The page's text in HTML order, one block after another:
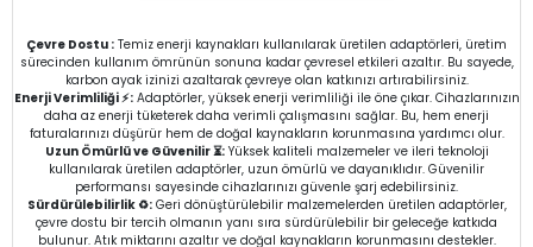
Çevre Dostu : Temiz enerji kaynakları kullanılarak üretilen adaptörleri, üretim
sürecinden kullanım ömrünün sonuna kadar çevresel etkileri azaltır. Bu sayede,
karbon ayak izinizi azaltarak çevreye olan katkınızı artırabilirsiniz.
Enerji Verimliliği ⚡:Adaptörler, yüksek enerji verimliliği ile öne çıkar. Cihazlarınızın
daha az enerji tüketerek daha verimli çalışmasını sağlar. Bu, hem enerji
faturalarınızı düşürür hem de doğal kaynakların korunmasına yardımcı olur.
Uzun Ömürlü ve Güvenilir ⏳:Yüksek kaliteli malzemeler ve ileri teknoloji
kullanılarak üretilen adaptörler, uzun ömürlü ve dayanıklıdır. Güvenilir
performansı sayesinde cihazlarınızı güvenle şarj edebilirsiniz.
Sürdürülebilirlik ♻️:Geri dönüştürülebilir malzemelerden üretilen adaptörler,
çevre dostu bir tercih olmanın yanı sıra sürdürülebilir bir geleceğe katkıda
bulunur. Atık miktarını azaltır ve doğal kaynakların korunmasını destekler.